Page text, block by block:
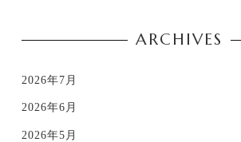
ARCHIVES
2026年7月
2026年6月
2026年5月